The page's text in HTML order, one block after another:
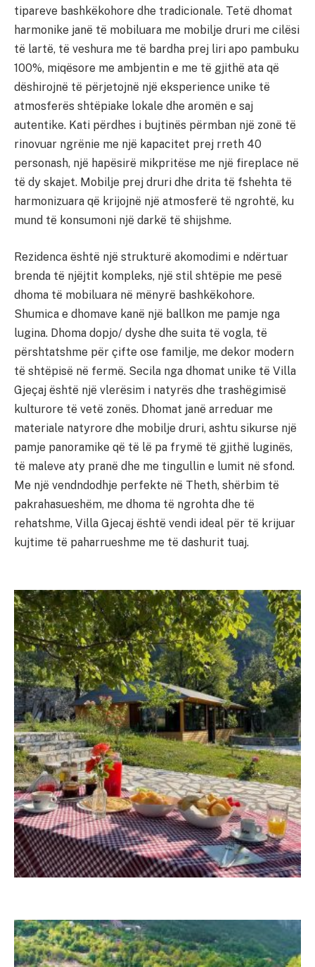
tipareve bashkëkohore dhe tradicionale. Tetë dhomat
harmonike janë të mobiluara me mobilje druri me cilësi
të lartë, të veshura me të bardha prej liri apo pambuku
100%, miqësore me ambjentin e me të gjithë ata që
dëshirojnë të përjetojnë një eksperience unike të
atmosferës shtëpiake lokale dhe aromën e saj
autentike. Kati përdhes i bujtinës përmban një zonë të
rinovuar ngrënie me një kapacitet prej rreth 40
personash, një hapësirë mikpritëse me një fireplace në
të dy skajet. Mobilje prej druri dhe drita të fshehta të
harmonizuara që krijojnë një atmosferë të ngrohtë, ku
mund të konsumoni një darkë të shijshme.
Rezidenca është një strukturë akomodimi e ndërtuar
brenda të njëjtit kompleks, një stil shtëpie me pesë
dhoma të mobiluara në mënyrë bashkëkohore.
Shumica e dhomave kanë një ballkon me pamje nga
lugina. Dhoma dopjo/ dyshe dhe suita të vogla, të
përshtatshme për çifte ose familje, me dekor modern
të shtëpisë në fermë. Secila nga dhomat unike të Villa
Gjeçaj është një vlerësim i natyrës dhe trashëgimisë
kulturore të vetë zonës. Dhomat janë arreduar me
materiale natyrore dhe mobilje druri, ashtu sikurse një
pamje panoramike që të lë pa frymë të gjithë luginës,
të maleve aty pranë dhe me tingullin e lumit në sfond.
Me një vendndodhje perfekte në Theth, shërbim të
pakrahasueshëm, me dhoma të ngrohta dhe të
rehatshme, Villa Gjecaj është vendi ideal për të krijuar
kujtime të paharrueshme me të dashurit tuaj.